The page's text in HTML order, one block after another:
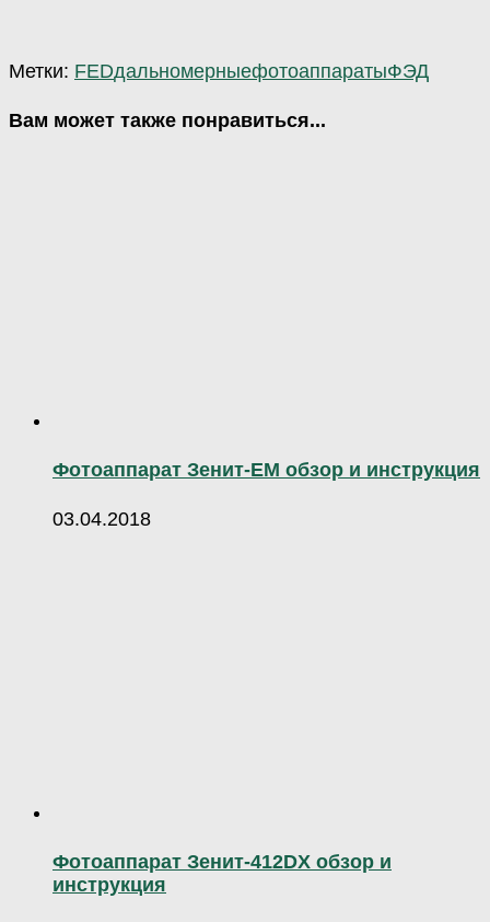
Метки: FEDдальномерныефотоаппаратыФЭД
Вам может также понравиться...
Фотоаппарат Зенит-ЕМ обзор и инструкция
03.04.2018
Фотоаппарат Зенит-412DX обзор и
инструкция